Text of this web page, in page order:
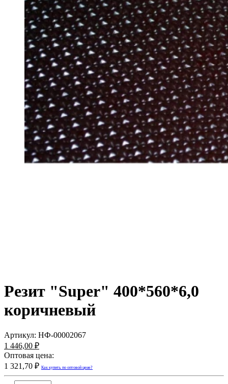
Резит "Super" 400*560*6,0
коричневый
Артикул: НФ-00002067
1 446,00 ₽
Оптовая цена:
1 321,70 ₽ Как купить по оптовой цене?